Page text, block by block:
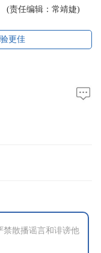
(责任编辑：常靖婕)
更佳